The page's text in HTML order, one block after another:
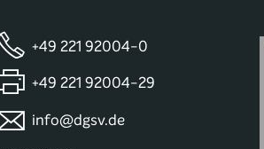
+49 221 92004-0
+49 221 92004-29
info@dgsv.de